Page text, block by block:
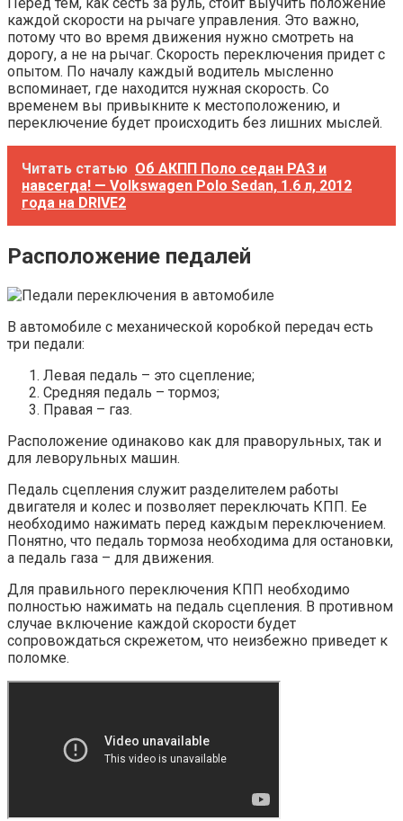
Перед тем, как сесть за руль, стоит выучить положение
каждой скорости на рычаге управления. Это важно,
потому что во время движения нужно смотреть на
дорогу, а не на рычаг. Скорость переключения придет с
опытом. По началу каждый водитель мысленно
вспоминает, где находится нужная скорость. Со
временем вы привыкните к местоположению, и
переключение будет происходить без лишних мыслей.
Читать статью Об АКПП Поло седан РАЗ и
навсегда! — Volkswagen Polo Sedan, 1.6 л, 2012
года на DRIVE2
Расположение педалей
В автомобиле с механической коробкой передач есть
три педали:
Левая педаль – это сцепление;
Средняя педаль – тормоз;
Правая – газ.
Расположение одинаково как для праворульных, так и
для леворульных машин.
Педаль сцепления служит разделителем работы
двигателя и колес и позволяет переключать КПП. Ее
необходимо нажимать перед каждым переключением.
Понятно, что педаль тормоза необходима для остановки,
а педаль газа – для движения.
Для правильного переключения КПП необходимо
полностью нажимать на педаль сцепления. В противном
случае включение каждой скорости будет
сопровождаться скрежетом, что неизбежно приведет к
поломке.